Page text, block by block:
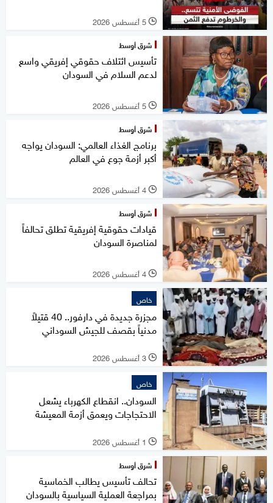
l 5 أغسطس 2026
شرق أوسط
تأسيس ائتلاف حقوقي إفريقي واسع
لدعم السلام في السودان
l 5 أغسطس 2026
شرق أوسط
برنامج الغذاء العالمي: السودان يواجه
أكبر أزمة جوع في العالم
l 4 أغسطس 2026
شرق أوسط
قيادات حقوقية إفريقية تطلق تحالفاً
لمناصرة السودان
l 4 أغسطس 2026
خاص
مجزرة جديدة في دارفور.. 40 قتيلاً
مدنياً بقصف للجيش السوداني
l 3 أغسطس 2026
خاص
السودان.. انقطاع الكهرباء يشعل
الاحتجاجات ويعمق أزمة المعيشة
l 1 أغسطس 2026
شرق أوسط
تحالف تأسيس يطالب الخماسية
بمراجعة العملية السياسية بالسودان